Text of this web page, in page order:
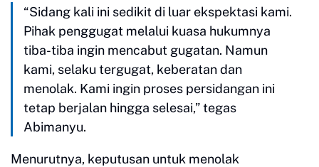
“Sidang kali ini sedikit di luar ekspektasi kami.
Pihak penggugat melalui kuasa hukumnya
tiba-tiba ingin mencabut gugatan. Namun
kami, selaku tergugat, keberatan dan
menolak. Kami ingin proses persidangan ini
tetap berjalan hingga selesai,” tegas
Abimanyu.
Menurutnya, keputusan untuk menolak